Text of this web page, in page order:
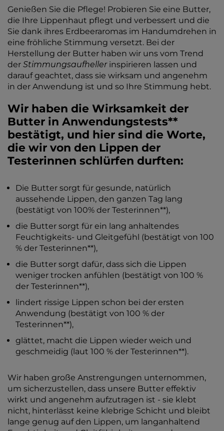
Genießen Sie die Pflege! Probieren Sie eine Butter,
die Ihre Lippenhaut pflegt und verbessert und die
Sie dank ihres Erdbeeraromas im Handumdrehen in
eine fröhliche Stimmung versetzt. Bei der
Herstellung der Butter haben wir uns vom Trend
der Stimmungsaufhellerinspirieren lassen und
darauf geachtet, dass sie wirksam und angenehm
in der Anwendung ist und so Ihre Stimmung hebt.
Wir haben die Wirksamkeit der
Butter in Anwendungstests**
bestätigt, und hier sind die Worte,
die wir von den Lippen der
Testerinnen schlürfen durften:
Die Butter sorgt für gesunde, natürlich
aussehende Lippen, den ganzen Tag lang
(bestätigt von 100% der Testerinnen**),
die Butter sorgt für ein lang anhaltendes
Feuchtigkeits- und Gleitgefühl (bestätigt von 100
% der Testerinnen**),
die Butter sorgt dafür, dass sich die Lippen
weniger trocken anfühlen (bestätigt von 100 %
der Testerinnen**),
lindert rissige Lippen schon bei der ersten
Anwendung (bestätigt von 100 % der
Testerinnen**),
glättet, macht die Lippen wieder weich und
geschmeidig (laut 100 % der Testerinnen**).
Wir haben große Anstrengungen unternommen,
um sicherzustellen, dass unsere Butter effektiv
wirkt und angenehm aufzutragen ist - sie klebt
nicht, hinterlässt keine klebrige Schicht und bleibt
lange genug auf den Lippen, um langanhaltend